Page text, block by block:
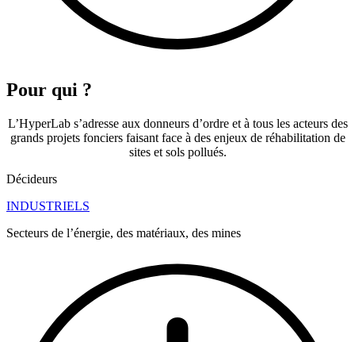
Pour qui ?
L’HyperLab s’adresse aux donneurs d’ordre et à tous les acteurs des
grands projets fonciers faisant face à des enjeux de réhabilitation de
sites et sols pollués.
Décideurs
INDUSTRIELS
Secteurs de l’énergie, des matériaux, des mines